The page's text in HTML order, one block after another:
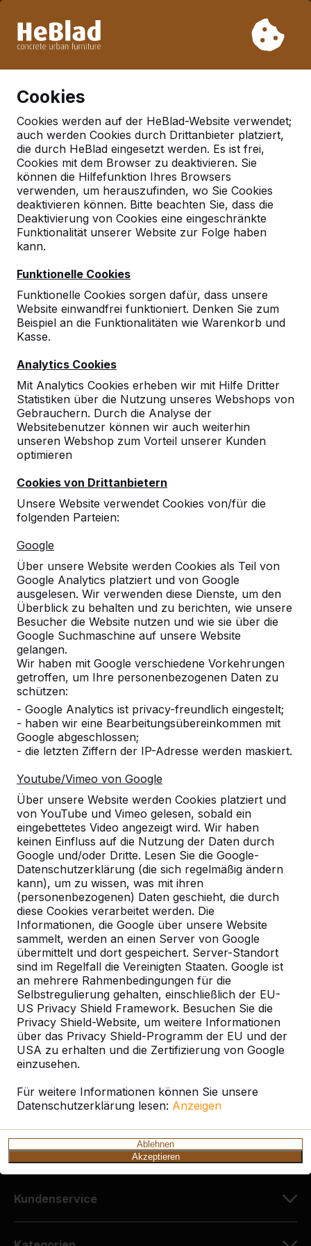
Woche 33 nicht. Bitte berücksichtigen Sie daher längere
Cookies
Cookies werden auf der HeBlad-Website verwendet;
auch werden Cookies durch Drittanbieter platziert,
die durch HeBlad eingesetzt werden. Es ist frei,
Cookies mit dem Browser zu deaktivieren. Sie
können die Hilfefunktion Ihres Browsers
verwenden, um herauszufinden, wo Sie Cookies
deaktivieren können. Bitte beachten Sie, dass die
Deaktivierung von Cookies eine eingeschränkte
Funktionalität unserer Website zur Folge haben
kann.
Funktionelle Cookies
Funktionelle Cookies sorgen dafür, dass unsere
Website einwandfrei funktioniert. Denken Sie zum
Beispiel an die Funktionalitäten wie Warenkorb und
Kasse.
Analytics Cookies
Mit Analytics Cookies erheben wir mit Hilfe Dritter
Statistiken über die Nutzung unseres Webshops von
Gebrauchern. Durch die Analyse der
Websitebenutzer können wir auch weiterhin
unseren Webshop zum Vorteil unserer Kunden
optimieren
Cookies von Drittanbietern
Unsere Website verwendet Cookies von/für die
folgenden Parteien:
Google
Über unsere Website werden Cookies als Teil von
Google Analytics platziert und von Google
ausgelesen. Wir verwenden diese Dienste, um den
Überblick zu behalten und zu berichten, wie unsere
Besucher die Website nutzen und wie sie über die
Google Suchmaschine auf unsere Website
gelangen.
Wir haben mit Google verschiedene Vorkehrungen
getroffen, um Ihre personenbezogenen Daten zu
schützen:
- Google Analytics ist privacy-freundlich eingestelt;
- haben wir eine Bearbeitungsübereinkommen mit
Google abgeschlossen;
- die letzten Ziffern der IP-Adresse werden maskiert.
Youtube/Vimeo von Google
Über unsere Website werden Cookies platziert und
von YouTube und Vimeo gelesen, sobald ein
eingebettetes Video angezeigt wird. Wir haben
keinen Einfluss auf die Nutzung der Daten durch
Google und/oder Dritte. Lesen Sie die Google-
Datenschutzerklärung (die sich regelmäßig ändern
kann), um zu wissen, was mit ihren
(personenbezogenen) Daten geschieht, die durch
diese Cookies verarbeitet werden. Die
Informationen, die Google über unsere Website
sammelt, werden an einen Server von Google
übermittelt und dort gespeichert. Server-Standort
sind im Regelfall die Vereinigten Staaten. Google ist
an mehrere Rahmenbedingungen für die
Selbstregulierung gehalten, einschließlich der EU-
US Privacy Shield Framework. Besuchen Sie die
Privacy Shield-Website, um weitere Informationen
über das Privacy Shield-Programm der EU und der
USA zu erhalten und die Zertifizierung von Google
einzusehen.
Für weitere Informationen können Sie unsere
Datenschutzerklärung lesen: Anzeigen
Ablehnen
Akzeptieren
Deutschland
Referenties in:Heidelberg
Geen reviews gevonden voor deze
locatie.
Referenzen
Unsere Produkte finden Sie in ganz Europa
und darüber hinaus. Sehen Sie hier, wo Sie
ein HeBlad-Produkt in Ihrer Nähe finden.
Produkt
Alles anzeigen
Kategorie
Alles anzeigen
Ort oder Postleitzahl suchen
Zie ook
Dossenheim Eppelheim
Kontakt
HeBlad Deutschland
Diekerstraße 97
42781 Haan
Deutschland
+49 212 934 77 25
info@HeBlad.de
Kundenservice